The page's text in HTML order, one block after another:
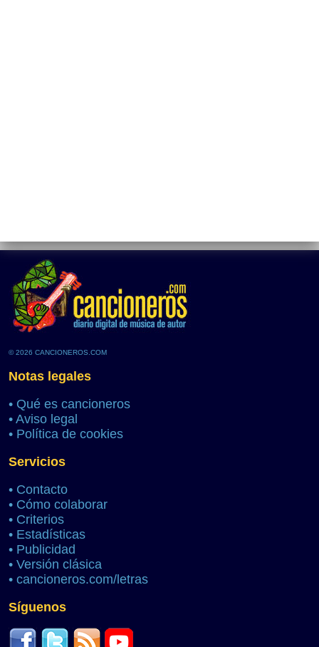
© 2026 CANCIONEROS.COM
Notas legales
• Qué es cancioneros
• Aviso legal
• Política de cookies
Servicios
• Contacto
• Cómo colaborar
• Criterios
• Estadísticas
• Publicidad
• Versión clásica
• cancioneros.com/letras
Síguenos